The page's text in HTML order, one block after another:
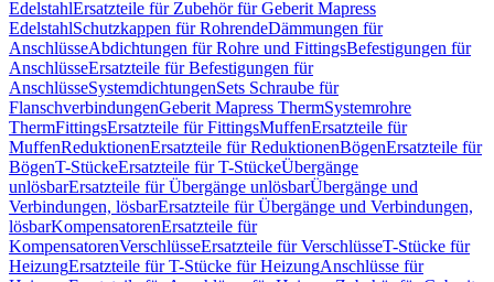
EdelstahlErsatzteile für Zubehör für Geberit Mapress
EdelstahlSchutzkappen für RohrendeDämmungen für
AnschlüsseAbdichtungen für Rohre und FittingsBefestigungen für
AnschlüsseErsatzteile für Befestigungen für
AnschlüsseSystemdichtungenSets Schraube für
FlanschverbindungenGeberit Mapress ThermSystemrohre
ThermFittingsErsatzteile für FittingsMuffenErsatzteile für
MuffenReduktionenErsatzteile für ReduktionenBögenErsatzteile für
BögenT-StückeErsatzteile für T-StückeÜbergänge
unlösbarErsatzteile für Übergänge unlösbarÜbergänge und
Verbindungen, lösbarErsatzteile für Übergänge und Verbindungen,
lösbarKompensatorenErsatzteile für
KompensatorenVerschlüsseErsatzteile für VerschlüsseT-Stücke für
HeizungErsatzteile für T-Stücke für HeizungAnschlüsse für